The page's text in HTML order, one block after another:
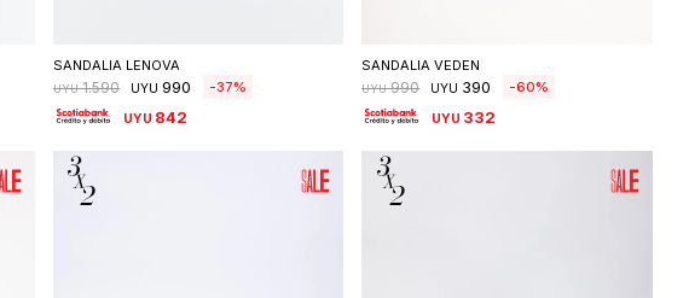
SANDALIA LENOVA
UYU 1.590 UYU 990 37
UYU 842
SANDALIA VEDEN
UYU 990 UYU 390 60
UYU 332